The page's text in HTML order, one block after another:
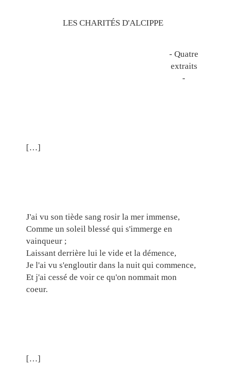
LES CHARITÉS D'ALCIPPE
- Quatre
extraits
-
[…]
J'ai vu son tiède sang rosir la mer immense,
Comme un soleil blessé qui s'immerge en
vainqueur ;
Laissant derrière lui le vide et la démence,
Je l'ai vu s'engloutir dans la nuit qui commence,
Et j'ai cessé de voir ce qu'on nommait mon
coeur.
[…]